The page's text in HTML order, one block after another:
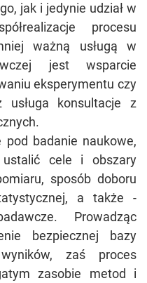
go, jak i jedynie udział w
procesu
ważną usługą w
jest wsparcie
eksperymentu czy
usługa konsultacje z
pod badanie naukowe,
cele i obszary
sposób doboru
a także -
Prowadząc
bezpiecznej bazy
zaś proces
zasobie metod i